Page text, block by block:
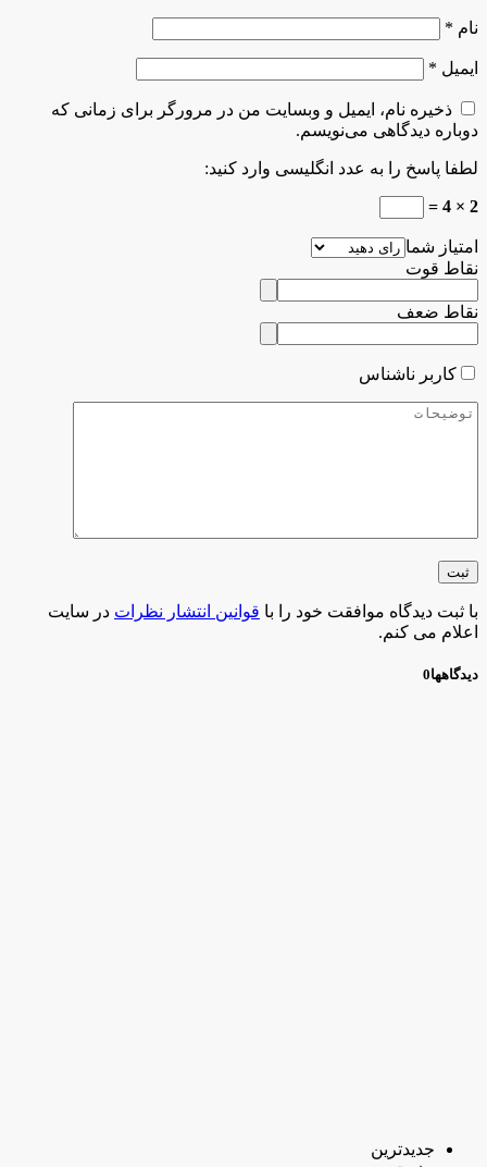
نام *
ایمیل *
ذخیره نام، ایمیل و وبسایت من در مرورگر برای زمانی که
دوباره دیدگاهی می‌نویسم.
لطفا پاسخ را به عدد انگلیسی وارد کنید:
2 × 4 =
امتیاز شما
نقاط قوت
نقاط ضعف
کاربر ناشناس
با ثبت دیدگاه موافقت خود را با قوانین انتشار نظرات در سایت
اعلام می کنم.
دیدگاهها0
جدیدترین